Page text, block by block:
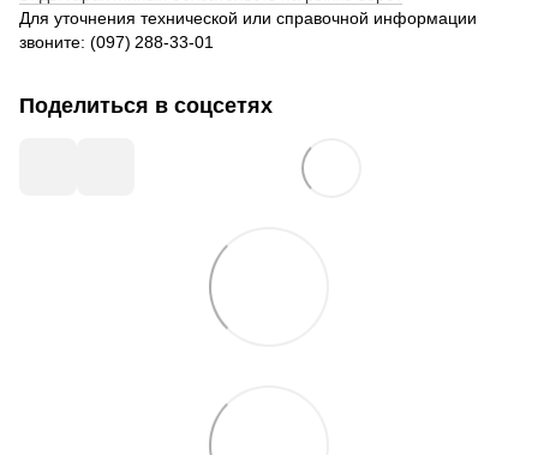
Для уточнения технической или справочной информации
звоните: (097) 288‑33‑01
Поделиться в соцсетях